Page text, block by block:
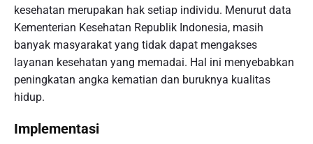
kesehatan merupakan hak setiap individu. Menurut data
Kementerian Kesehatan Republik Indonesia, masih
banyak masyarakat yang tidak dapat mengakses
layanan kesehatan yang memadai. Hal ini menyebabkan
peningkatan angka kematian dan buruknya kualitas
hidup.
Implementasi